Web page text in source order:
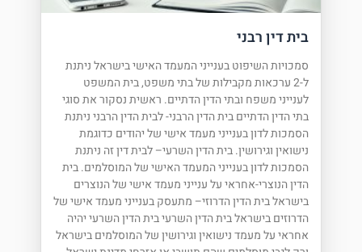
בית דין רבני
סמכויות השיפוט בענייני המעמד האישי בישראל ניתנת
ל-2 ערכאות מקבילות של בתי משפט, בית המשפט
לענייני משפח ובתי הדין הדתיים. ראשית נסקור את סוגי
בתי הדין הדתיים בית הדין הרבני- לבית הדין הרבני ניתנת
הסמכות לדון בענייני מעמד אישי של יהודים כדוגמת
נישואין וגירושין. בית הדין השרעי– לבית דין זה ניתנת
הסמכות לדון בענייני המעמד האישי של המוסלמים. בית
הדין הנוצרי-אחראי על ענייני מעמד אישי של הנוצרים
בישראל בית הדין הדרוזי– מתעסק בענייני מעמד אישי של
הדרוזים בישראל בית הדין השרעי בית הדין השרעי יהיה
אחראי על מעמד נישואין וגירושין של המוסלמים בישראל